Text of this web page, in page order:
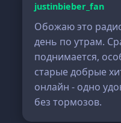
justinbieber_fan
Обожаю это
день по утрам.
поднимается,
старые добрые
онлайн - одно
без тормозов.